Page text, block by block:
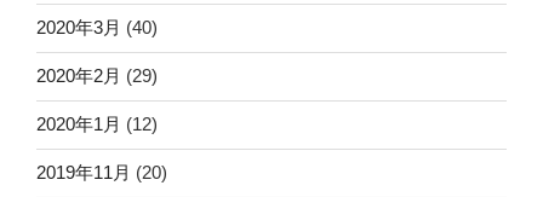
2020年3月 (40)
2020年2月 (29)
2020年1月 (12)
2019年11月 (20)